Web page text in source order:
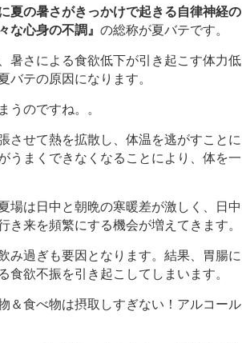
に夏の暑さがきっかけで起きる自律神経の
な心身の不調』 の総称が夏バテです。
暑さによる食欲低下が引き起こす体力低
バテの原因になります。
うのですね。。
させて熱を拡散し、体温を逃がすことに
うまくできなくなることにより、体を一
場は日中と朝晩の寒暖差が激しく、日中
来を頻繁にする機会が増えてきます。
み過ぎも要因となります。結果、胃腸に
食欲不振を引き起こしてしまいます。
＆食べ物は摂取しすぎない！アルコール